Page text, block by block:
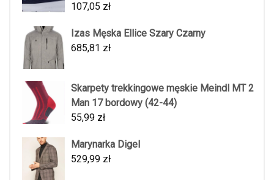
107,05 zł
Izas Męska Ellice Szary Czarny
685,81 zł
Skarpety trekkingowe męskie Meindl MT 2
Man 17 bordowy (42-44)
55,99 zł
Marynarka Digel
529,99 zł